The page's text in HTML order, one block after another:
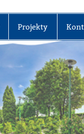
Projekty